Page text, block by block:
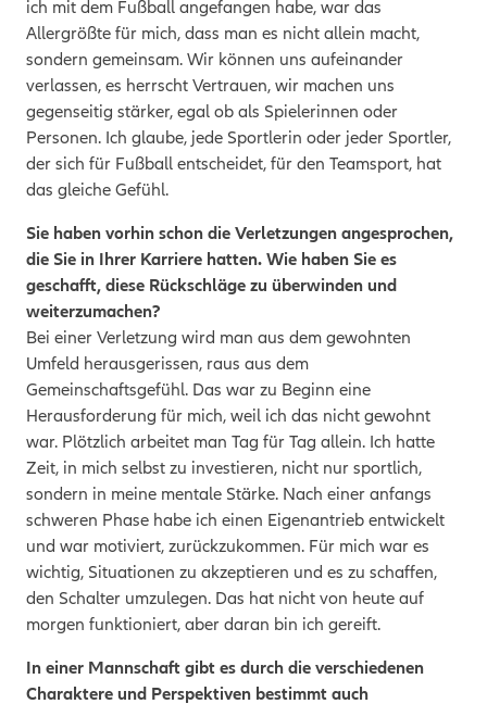
ich mit dem Fußball angefangen habe, war das
Allergrößte für mich, dass man es nicht allein macht,
sondern gemeinsam. Wir können uns aufeinander
verlassen, es herrscht Vertrauen, wir machen uns
gegenseitig stärker, egal ob als Spielerinnen oder
Personen. Ich glaube, jede Sportlerin oder jeder Sportler,
der sich für Fußball entscheidet, für den Teamsport, hat
das gleiche Gefühl.
Sie haben vorhin schon die Verletzungen angesprochen,
die Sie in Ihrer Karriere hatten. Wie haben Sie es
geschafft, diese Rückschläge zu überwinden und
weiterzumachen?
Bei einer Verletzung wird man aus dem gewohnten
Umfeld herausgerissen, raus aus dem
Gemeinschaftsgefühl. Das war zu Beginn eine
Herausforderung für mich, weil ich das nicht gewohnt
war. Plötzlich arbeitet man Tag für Tag allein. Ich hatte
Zeit, in mich selbst zu investieren, nicht nur sportlich,
sondern in meine mentale Stärke. Nach einer anfangs
schweren Phase habe ich einen Eigenantrieb entwickelt
und war motiviert, zurückzukommen. Für mich war es
wichtig, Situationen zu akzeptieren und es zu schaffen,
den Schalter umzulegen. Das hat nicht von heute auf
morgen funktioniert, aber daran bin ich gereift.
In einer Mannschaft gibt es durch die verschiedenen
Charaktere und Perspektiven bestimmt auch